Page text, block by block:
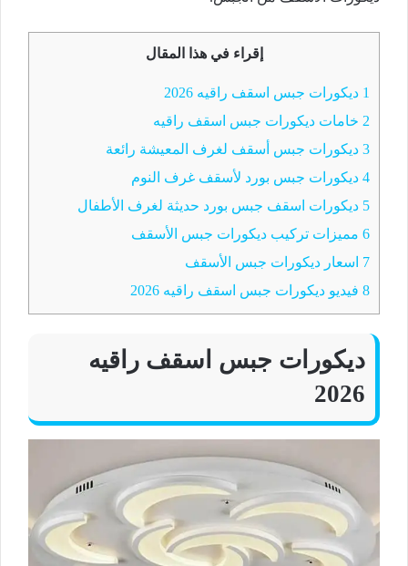
إقراء في هذا المقال
1 ديكورات جبس اسقف راقيه 2026
2 خامات ديكورات جبس اسقف راقيه
3 ديكورات جبس أسقف لغرف المعيشة رائعة
4 ديكورات جبس بورد لأسقف غرف النوم
5 ديكورات اسقف جبس بورد حديثة لغرف الأطفال
6 مميزات تركيب ديكورات جبس الأسقف
7 اسعار ديكورات جبس الأسقف
8 فيديو ديكورات جبس اسقف راقيه 2026
ديكورات جبس اسقف راقيه
2026